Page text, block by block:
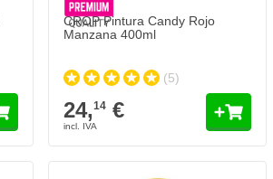
CROP Pintura Candy Rojo
Manzana 400ml
(5)
24,14€